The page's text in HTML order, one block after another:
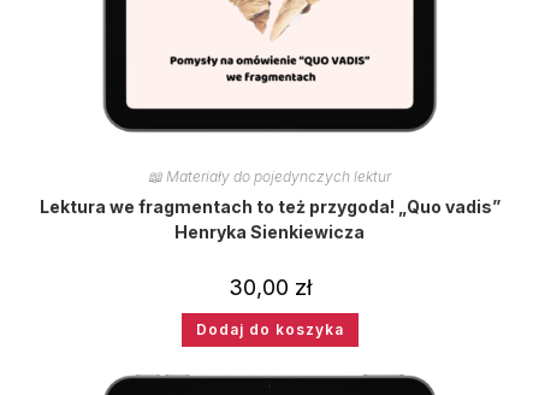
📖 Materiały do pojedynczych lektur
Lektura we fragmentach to też przygoda! „Quo vadis”
Henryka Sienkiewicza
30,00 zł
Dodaj do koszyka